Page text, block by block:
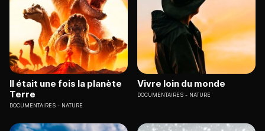
Il était une fois la planète
Terre
DOCUMENTAIRES NATURE
Vivre loin du monde
DOCUMENTAIRES NATURE